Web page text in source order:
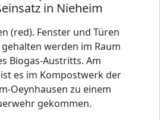
in Nieheim
(red). Fenster und Türen
werden im Raum
Biogas-Austritts. Am
es im Kompostwerk der
Oeynhausen zu einem
gekommen.